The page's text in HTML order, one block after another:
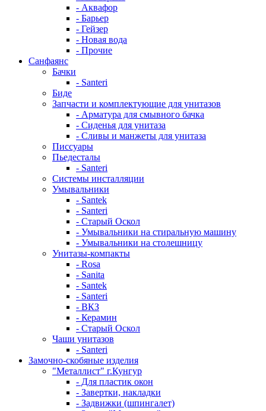
- Аквафор
- Барьер
- Гейзер
- Новая вода
- Прочие
Санфаянс
Бачки
- Santeri
Биде
Запчасти и комплектующие для унитазов
- Арматура для смывного бачка
- Сиденья для унитаза
- Сливы и манжеты для унитаза
Писсуары
Пьедесталы
- Santeri
Системы инсталляции
Умывальники
- Santek
- Santeri
- Старый Оскол
- Умывальники на стиральную машину
- Умывальники на столешницу
Унитазы-компакты
- Rosa
- Sanita
- Santek
- Santeri
- ВКЗ
- Керамин
- Старый Оскол
Чаши унитазов
- Santeri
Замочно-скобяные изделия
"Металлист" г.Кунгур
- Для пластик окон
- Завертки, накладки
- Задвижки (шпингалет)